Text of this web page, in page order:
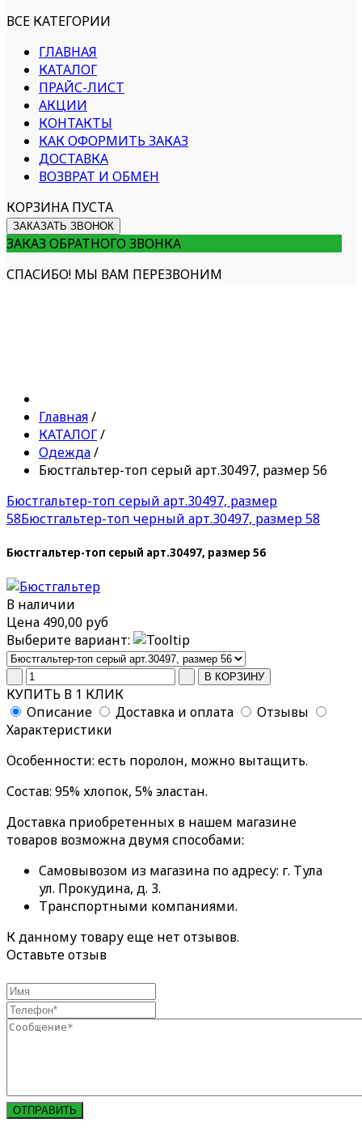
ВСЕ КАТЕГОРИИ
ГЛАВНАЯ
КАТАЛОГ
ПРАЙС-ЛИСТ
АКЦИИ
КОНТАКТЫ
КАК ОФОРМИТЬ ЗАКАЗ
ДОСТАВКА
ВОЗВРАТ И ОБМЕН
КОРЗИНА ПУСТА
ЗАКАЗАТЬ ЗВОНОК
ЗАКАЗ ОБРАТНОГО ЗВОНКА
СПАСИБО! МЫ ВАМ ПЕРЕЗВОНИМ
Главная/
КАТАЛОГ/
Одежда/
Бюстгальтер-топ серый арт.30497, размер 56
Бюстгальтер-топ серый арт.30497, размер
58Бюстгальтер-топ черный арт.30497, размер 58
Бюстгальтер-топ серый арт.30497, размер 56
В наличии
Цена 490,00 руб
Выберите вариант:
КУПИТЬ В 1 КЛИК
Описание
Доставка и оплата
Отзывы
Характеристики
Особенности: есть поролон, можно вытащить.
Состав: 95% хлопок, 5% эластан.
Доставка приобретенных в нашем магазине
товаров возможна двумя способами:
Самовывозом из магазина по адресу: г. Тула
ул. Прокудина, д. 3.
Транспортными компаниями.
К данному товару еще нет отзывов.
Оставьте отзыв
ОТПРАВИТЬ